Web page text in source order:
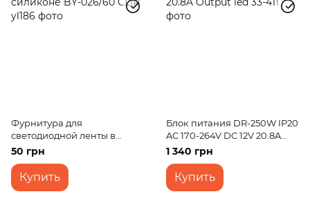
Фурнитура для
светодиодной ленты в
силиконе BY-026/60 CLIP
50 грн
Купить
Блок питания DR-250W IP20
AC 170-264V DC 12V 20.8A
Output led
1 340 грн
Купить